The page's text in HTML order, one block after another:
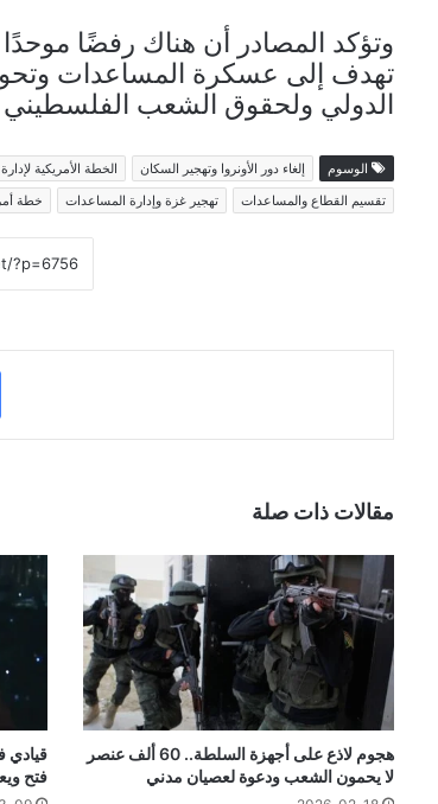
وتؤكد المصادر أن هناك رفضًا
تهدف إلى عسكرة المساعدات
الدولي ولحقوق الشعب
الوسوم إلغاء دور الأونروا وتهجير السكان الخطة الأمريكية
تقسيم القطاع والمساعدات
تهجير غزة وإدارة المساعدات خطة
مقالات ذات صلة
هجوم لاذع على أجهزة السلطة.. 60 ألف عنصر
لا يحمون الشعب ودعوة لعصيان مدني
قيادي
فتح